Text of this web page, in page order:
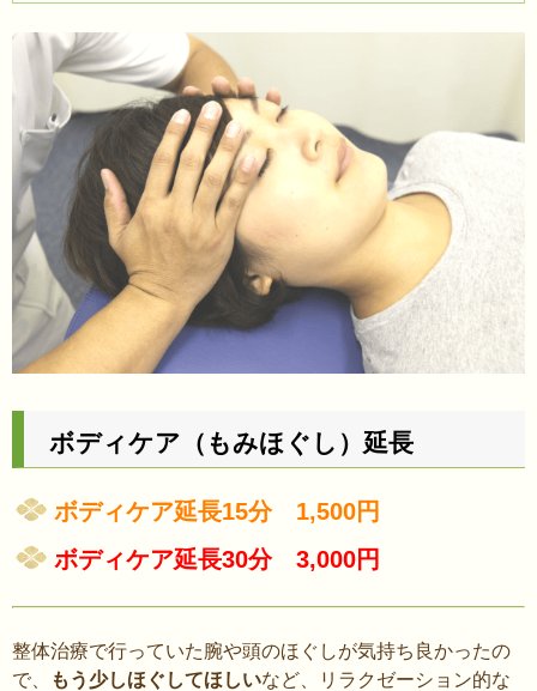
ボディケア（もみほぐし）延長
ボディケア延長15分 1,500円
ボディケア延長30分 3,000円
整体治療で行っていた腕や頭のほぐしが気持ち良かったの
で、
もう少しほぐしてほしいなど、リラクゼーション的な